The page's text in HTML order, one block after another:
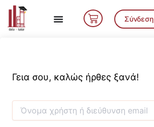
Μετάβαση
περιεχόμενο
Cart Σύνδεση
Γεια σου, καλώς ήρθες ξανά!